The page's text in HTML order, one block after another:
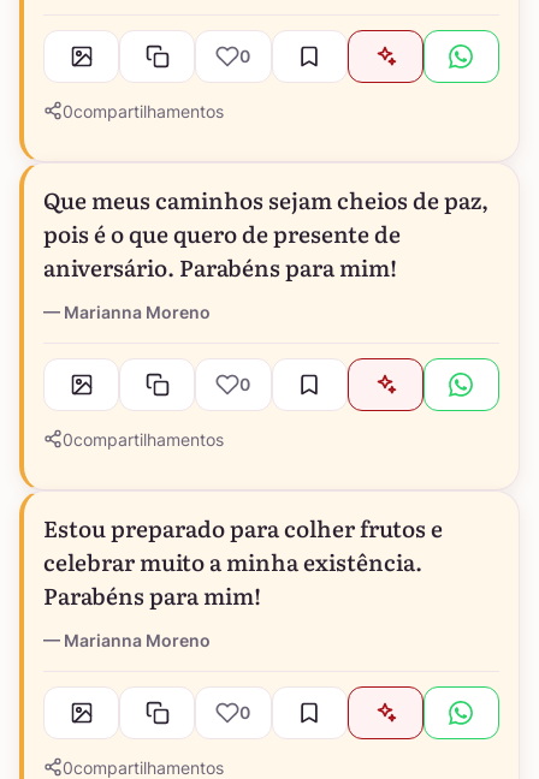
0
0compartilhamentos
Que meus caminhos sejam cheios de paz,
pois é o que quero de presente de
aniversário. Parabéns para mim!
Marianna Moreno
0
0compartilhamentos
Estou preparado para colher frutos e
celebrar muito a minha existência.
Parabéns para mim!
Marianna Moreno
0
0compartilhamentos